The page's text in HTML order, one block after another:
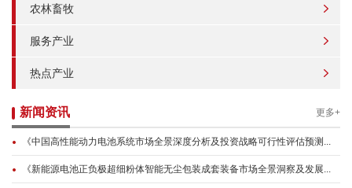
农林畜牧
服务产业
热点产业
新闻资讯 更多+
《中国高性能动力电池系统市场全景深度分析及投资战略可行性评估预测...
《新能源电池正负极超细粉体智能无尘包装成套装备市场全景洞察及发展...